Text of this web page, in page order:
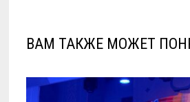
ВАМ ТАКЖЕ МОЖЕТ